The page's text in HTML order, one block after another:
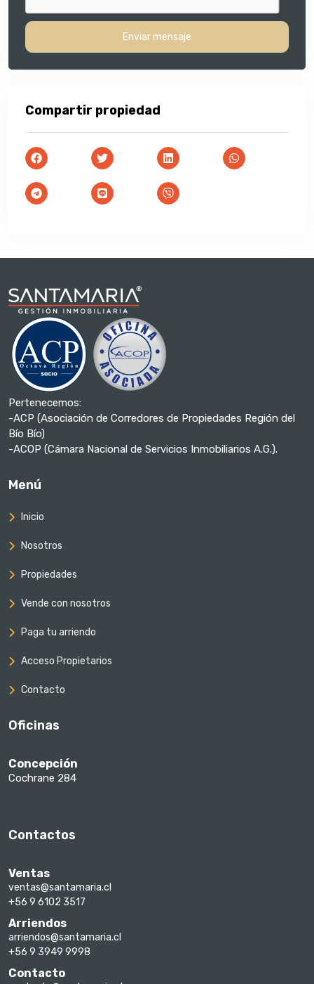
Enviar mensaje
Compartir propiedad
Pertenecemos:
-ACP (Asociación de Corredores de Propiedades Región del
Bío Bío)
-ACOP (Cámara Nacional de Servicios Inmobiliarios A.G.).
Menú
Inicio
Nosotros
Propiedades
Vende con nosotros
Paga tu arriendo
Acceso Propietarios
Contacto
Oficinas
Concepción
Cochrane 284
Contactos
Ventas
ventas@santamaria.cl
+56 9 6102 3517
Arriendos
arriendos@santamaria.cl
+56 9 3949 9998
Contacto